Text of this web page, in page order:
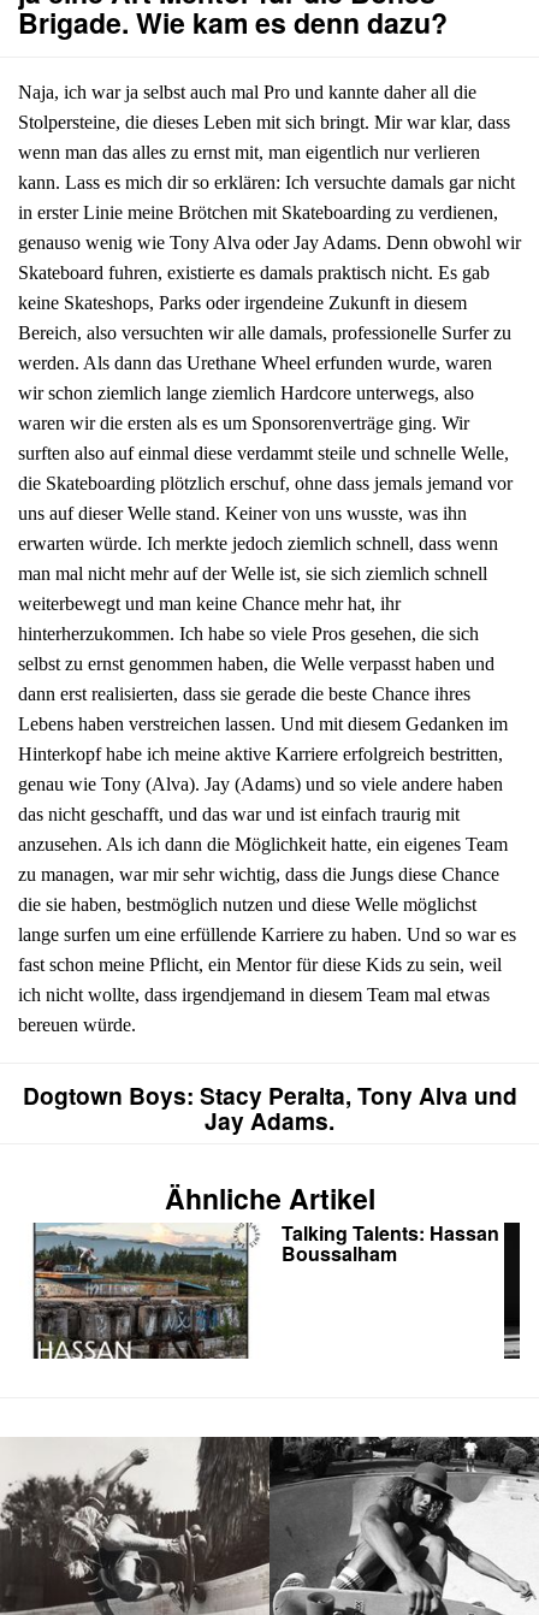
Brigade. Wie kam es denn dazu?
Naja, ich war ja selbst auch mal Pro und kannte daher all die
Stolpersteine, die dieses Leben mit sich bringt. Mir war klar, dass
wenn man das alles zu ernst mit, man eigentlich nur verlieren
kann. Lass es mich dir so erklären: Ich versuchte damals gar nicht
in erster Linie meine Brötchen mit Skateboarding zu verdienen,
genauso wenig wie Tony Alva oder Jay Adams. Denn obwohl wir
Skateboard fuhren, existierte es damals praktisch nicht. Es gab
keine Skateshops, Parks oder irgendeine Zukunft in diesem
Bereich, also versuchten wir alle damals, professionelle Surfer zu
werden. Als dann das Urethane Wheel erfunden wurde, waren
wir schon ziemlich lange ziemlich Hardcore unterwegs, also
waren wir die ersten als es um Sponsorenverträge ging. Wir
surften also auf einmal diese verdammt steile und schnelle Welle,
die Skateboarding plötzlich erschuf, ohne dass jemals jemand vor
uns auf dieser Welle stand. Keiner von uns wusste, was ihn
erwarten würde. Ich merkte jedoch ziemlich schnell, dass wenn
man mal nicht mehr auf der Welle ist, sie sich ziemlich schnell
weiterbewegt und man keine Chance mehr hat, ihr
hinterherzukommen. Ich habe so viele Pros gesehen, die sich
selbst zu ernst genommen haben, die Welle verpasst haben und
dann erst realisierten, dass sie gerade die beste Chance ihres
Lebens haben verstreichen lassen. Und mit diesem Gedanken im
Hinterkopf habe ich meine aktive Karriere erfolgreich bestritten,
genau wie Tony (Alva). Jay (Adams) und so viele andere haben
das nicht geschafft, und das war und ist einfach traurig mit
anzusehen. Als ich dann die Möglichkeit hatte, ein eigenes Team
zu managen, war mir sehr wichtig, dass die Jungs diese Chance
die sie haben, bestmöglich nutzen und diese Welle möglichst
lange surfen um eine erfüllende Karriere zu haben. Und so war es
fast schon meine Pflicht, ein Mentor für diese Kids zu sein, weil
ich nicht wollte, dass irgendjemand in diesem Team mal etwas
bereuen würde.
Dogtown Boys: Stacy Peralta, Tony Alva und
Jay Adams.
Ähnliche Artikel
Talking Talents: Hassan
Boussalham